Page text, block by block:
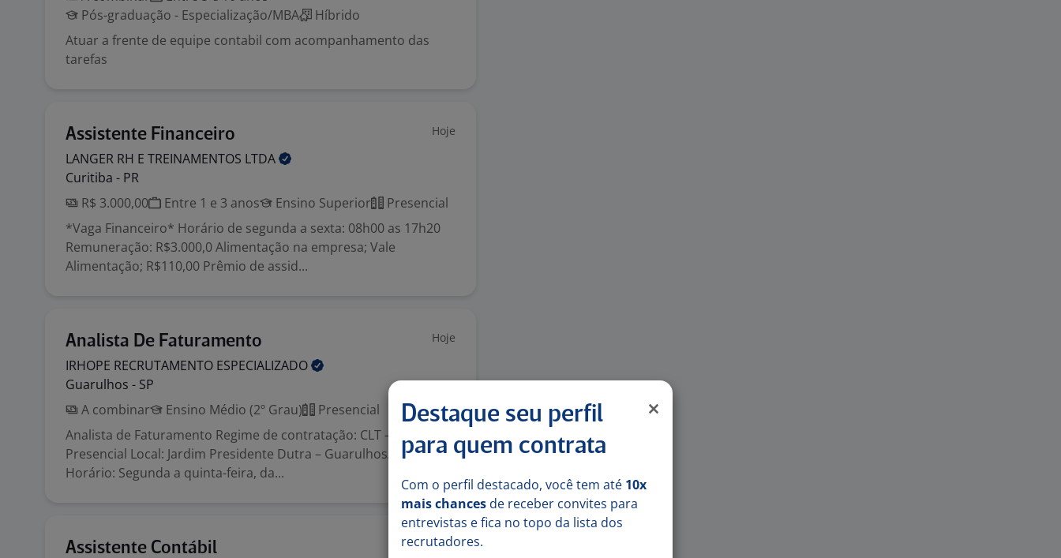
Pós-graduação - Especialização/MBA
Híbrido
Atuar a frente de equipe contabil com acompanhamento das
tarefas
Assistente Financeiro Hoje
LANGER RH E TREINAMENTOS LTDA
Curitiba - PR
R$ 3.000,00
Entre 1 e 3 anos Ensino Superior
Presencial
*Vaga Financeiro* Horário de segunda a sexta: 08h00 as 17h20
Remuneração: R$3.000,0 Alimentação na empresa; Vale
Alimentação; R$110,00 Prêmio de assid...
Analista De Faturamento Hoje
IRHOPE RECRUTAMENTO ESPECIALIZADO
Guarulhos - SP
A combinar
Ensino Médio (2º Grau)
Presencial
Analista de Faturamento Regime de contratação: CLT – 100%
Presencial Local: Jardim Presidente Dutra – Guarulhos/SP
Horário: Segunda a quinta-feira, da...
Assistente Contábil Hoje
Destaque seu perfil
para quem contrata
Com o perfil destacado, você tem até 10x
mais chances de receber convites para
entrevistas e fica no topo da lista dos
recrutadores.